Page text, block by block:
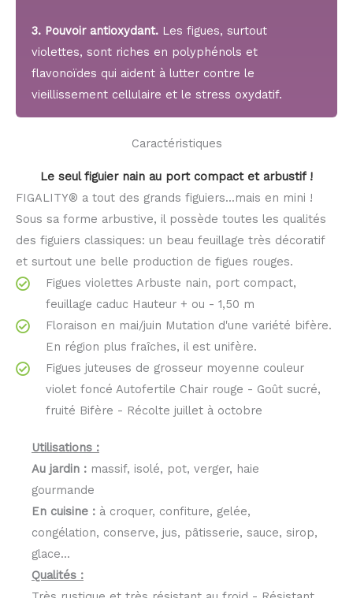
3. Pouvoir antioxydant. Les figues, surtout
violettes, sont riches en polyphénols et
flavonoïdes qui aident à lutter contre le
vieillissement cellulaire et le stress oxydatif.
Caractéristiques
Le seul figuier nain au port compact et arbustif !
FIGALITY® a tout des grands figuiers...mais en mini !
Sous sa forme arbustive, il possède toutes les qualités
des figuiers classiques: un beau feuillage très décoratif
et surtout une belle production de figues rouges.
Figues violettes Arbuste nain, port compact,
feuillage caduc Hauteur + ou - 1,50 m
Floraison en mai/juin Mutation d'une variété bifère.
En région plus fraîches, il est unifère.
Figues juteuses de grosseur moyenne couleur
violet foncé Autofertile Chair rouge - Goût sucré,
fruité Bifère - Récolte juillet à octobre
Utilisations :
Au jardin : massif, isolé, pot, verger, haie
gourmande
En cuisine : à croquer, confiture, gelée,
congélation, conserve, jus, pâtisserie, sauce, sirop,
glace...
Qualités :